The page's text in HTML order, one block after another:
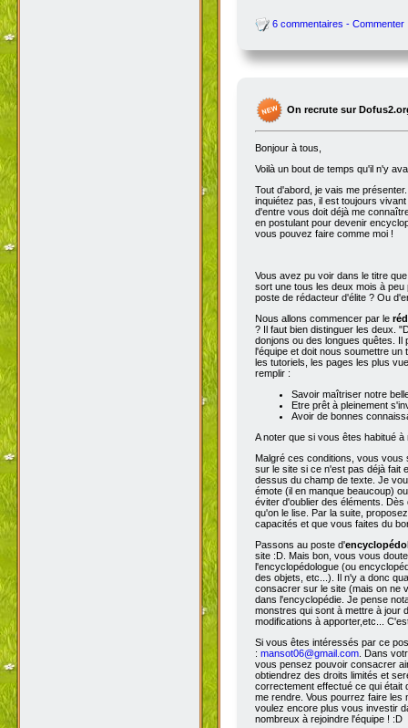
6 commentaires - Commenter
On recrute sur
Bonjour à tous,
Voilà un bout de temps qu'il n'y
Tout d'abord, je vais me
inquiétez pas, il est toujours
d'entre vous doit déjà me
en postulant pour devenir
vous pouvez faire comme moi !
Vous avez pu voir dans le titre
sort une tous les deux mois à
poste de rédacteur d'élite ? Ou
Nous allons commencer par le
? Il faut bien distinguer les deux.
donjons ou des longues quêtes. Il
l'équipe et doit nous soumettre un
les tutoriels, les pages les plus
remplir :
Savoir maîtriser notre
Etre prêt à pleinement
Avoir de bonnes
A noter que si vous êtes habitué
Malgré ces conditions, vous
sur le site si ce n'est pas déjà fait
dessus du champ de texte. Je
émote (il en manque beaucoup)
éviter d'oublier des éléments.
qu'on le lise. Par la suite,
capacités et que vous faites du
Passons au poste d'
site :D. Mais bon, vous vous
l'encyclopédologue (ou
des objets, etc...). Il n'y a donc
consacrer sur le site (mais on ne
dans l'encyclopédie. Je pense
monstres qui sont à mettre à jour
modifications à apporter,etc...
Si vous êtes intéressés par ce
: mansot06@gmail.com . Dans
vous pensez pouvoir consacrer
obtiendrez des droits limités et
correctement effectué ce qui
me rendre. Vous pourrez faire les
voulez encore plus vous investir
nombreux à rejoindre l'équipe ! :D